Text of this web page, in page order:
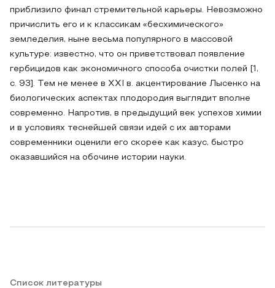
приблизило финал стремительной карьеры. Невозможно
причислить его и к классикам «бесхимического»
земледелия, ныне весьма популярного в массовой
культуре: известно, что он приветствовал появление
гербицидов как экономичного способа очистки полей [1,
с. 93]. Тем не менее в XXI в. акцентирование Лысенко на
биологических аспектах плодородия выглядит вполне
современно. Напротив, в предыдущий век успехов химии
и в условиях теснейшей связи идей с их авторами
современники оценили его скорее как казус, быстро
оказавшийся на обочине истории науки.
Список литературы